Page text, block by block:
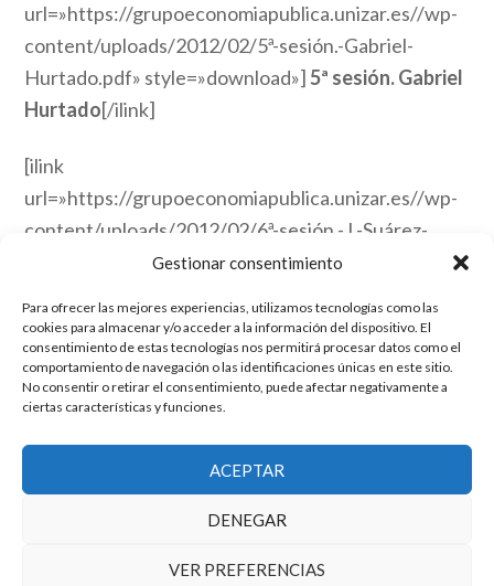
Gestionar consentimiento
Para ofrecer las mejores experiencias, utilizamos tecnologías como las
cookies para almacenar y/o acceder a la información del dispositivo. El
consentimiento de estas tecnologías nos permitirá procesar datos como el
comportamiento de navegación o las identificaciones únicas en este sitio.
No consentir o retirar el consentimiento, puede afectar negativamente a
ciertas características y funciones.
ACEPTAR
DENEGAR
VER PREFERENCIAS
url=»https://grupoeconomiapublica.unizar.es//wp-
content/uploads/2012/02/5ª-sesión.-Gabriel-
Hurtado.pdf» style=»download»]5ª sesión. Gabriel
Hurtado[/ilink]
[ilink
url=»https://grupoeconomiapublica.unizar.es//wp-
content/uploads/2012/02/6ª-sesión.-J.-Suárez-
Pandiello.ppt» style=»download»]6ª sesión. J.
Publicado en:Ultimas Noticias
del Gobierno de Aragón
Genesis|Login
Tema para economía pública